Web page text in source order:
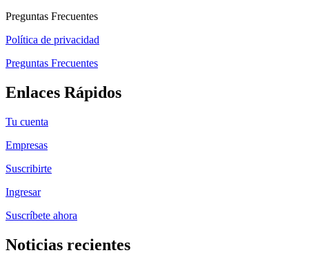
Preguntas Frecuentes
Política de privacidad
Preguntas Frecuentes
Enlaces Rápidos
Tu cuenta
Empresas
Suscribirte
Ingresar
Suscríbete ahora
Noticias recientes